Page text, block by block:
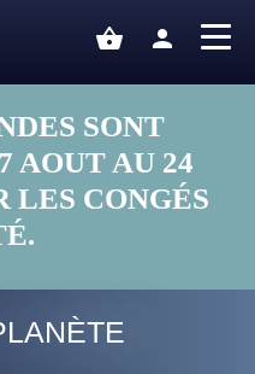
shopping_basket person
SONT
AOUT AU 24
LES CONGÉS